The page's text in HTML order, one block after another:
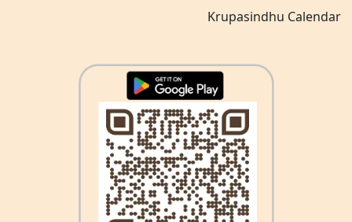
Krupasindhu Calendar